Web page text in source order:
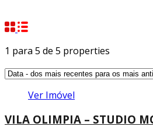
1 para 5 de 5 properties
Ver Imóvel
VILA OLIMPIA – STUDIO